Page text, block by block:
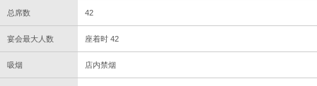
总席数 42
宴会最大人数 座着时 42
吸烟 店内禁烟